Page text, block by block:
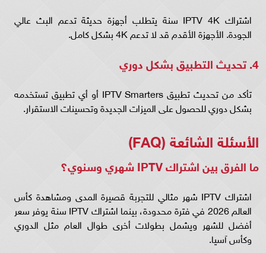
اشتراك IPTV 4K سنة يتطلب أجهزة حديثة تدعم البث عالي
الجودة. الأجهزة الأقدم قد لا تدعم 4K بشكل كامل.
4. تحديث التطبيق بشكل دوري
تأكد من تحديث تطبيق IPTV Smarters أو أي تطبيق تستخدمه
بشكل دوري للحصول على الميزات الجديدة وتحسينات الاستقرار.
الأسئلة الشائعة (FAQ)
ما الفرق بين اشتراك IPTV شهري وسنوي؟
اشتراك IPTV شهر مثالي للتجربة قصيرة المدى ومشاهدة كأس
العالم 2026 في فترة محدودة، بينما اشتراك IPTV سنة يوفر سعر
أفضل للشهر ويشمل بطولات أخرى طوال العام مثل الدوري
وكأس آسيا.